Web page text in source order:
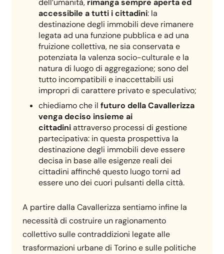
dell’umanità, rimanga sempre aperta ed
accessibile a tutti i cittadini: la
destinazione degli immobili deve rimanere
legata ad una funzione pubblica e ad una
fruizione collettiva, ne sia conservata e
potenziata la valenza socio-culturale e la
natura di luogo di aggregazione; sono del
tutto incompatibili e inaccettabili usi
impropri di carattere privato e speculativo;
chiediamo che ilfuturo della Cavallerizza
venga deciso insieme ai
cittadiniattraverso processi di gestione
partecipativa: in questa prospettiva la
destinazione degli immobili deve essere
decisa in base alle esigenze reali dei
cittadini affinché questo luogo torni ad
essere uno dei cuori pulsanti della città.
A partire dalla Cavallerizza sentiamo infine la
necessità di costruire un ragionamento
collettivo sulle contraddizioni legate alle
trasformazioni urbane di Torino e sulle politiche